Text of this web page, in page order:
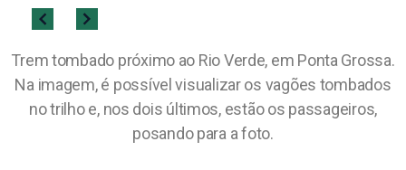
Trem tombado próximo ao Rio Verde, em Ponta Grossa.
Na imagem, é possível visualizar os vagões tombados
no trilho e, nos dois últimos, estão os passageiros,
posando para a foto.